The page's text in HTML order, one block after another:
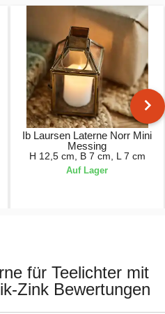
Ib Laursen Laterne Norr Mini
Messing
H 12,5 cm, B 7 cm, L 7 cm
Auf Lager
für Teelichter mit
Zink Bewertungen